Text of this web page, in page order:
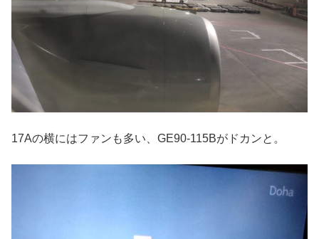
17Aの横にはファンも多い、GE90-115Bがドカンと。